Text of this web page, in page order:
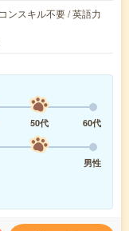
ンスキル不要 / 英語力
50代
60代
男性